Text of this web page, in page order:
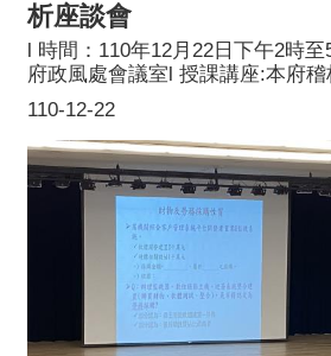
析座談會
110-12-22
l 時間：110年12月22日下午2時
府政風處會議室l 授課講座:本府
委員l 課題：紅燈級缺失分析座談
列為紅燈級之學校單位l 主辦單位
核小組